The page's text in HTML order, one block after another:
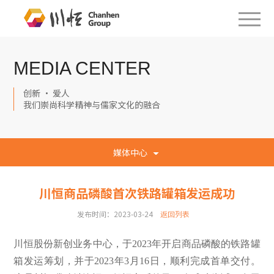
MEDIA CENTER
创新 · 爱人
我们崇尚科学精神与儒家文化的融合
媒体中心
川恒商品磷酸首次铁路罐箱发运成功
发布时间：2023-03-24 返回列表
川恒股份新创业务中心，于2023年开启商品磷酸的铁路罐
箱发运筹划，并于2023年3月16日，顺利完成首单交付。